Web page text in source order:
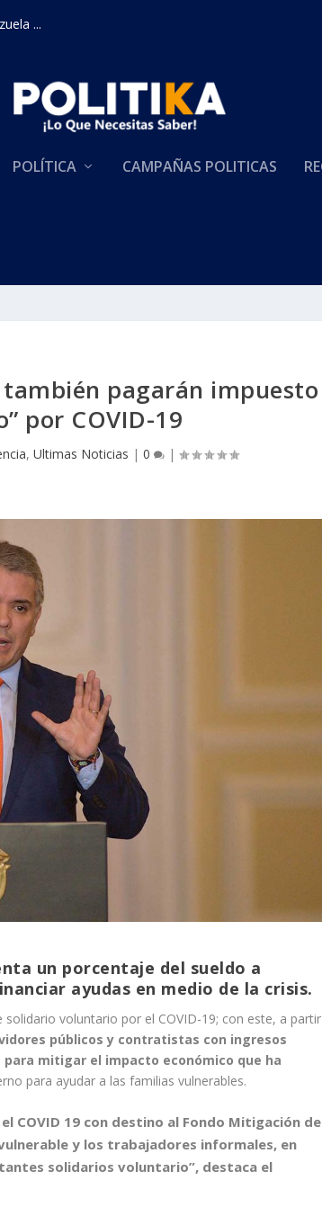
...
POLÍTICA CAMPAÑAS POLITICAS
pagarán impuesto
por COVID-19
, Ultimas Noticias | 0 |
un porcentaje del sueldo a
ayudas en medio de la crisis.
voluntario por el COVID-19; con este, a partir
públicos y contratistas con ingresos
mitigar el impacto económico que ha
para ayudar a las familias vulnerables.
COVID 19 con destino al Fondo Mitigación de
y los trabajadores informales, en
solidarios voluntario”, destaca el